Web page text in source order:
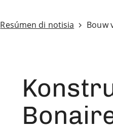
Resúmen di notisia Bouw